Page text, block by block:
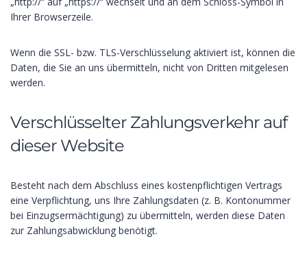
Ihrer Browserzeile.
Wenn die SSL- bzw. TLS-Verschlüsselung aktiviert ist, können die
Daten, die Sie an uns übermitteln, nicht von Dritten mitgelesen
werden.
Verschlüsselter Zahlungsverkehr auf
dieser Website
Besteht nach dem Abschluss eines kostenpflichtigen Vertrags
eine Verpflichtung, uns Ihre Zahlungsdaten (z. B. Kontonummer
bei Einzugsermächtigung) zu übermitteln, werden diese Daten
zur Zahlungsabwicklung benötigt.